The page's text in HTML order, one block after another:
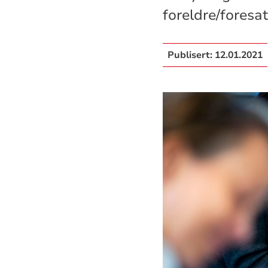
foreldre/
Publisert: 12.01.2021